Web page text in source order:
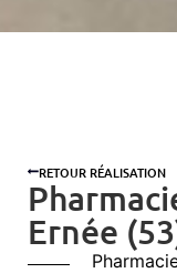
RETOUR RÉALISATION
Ernée